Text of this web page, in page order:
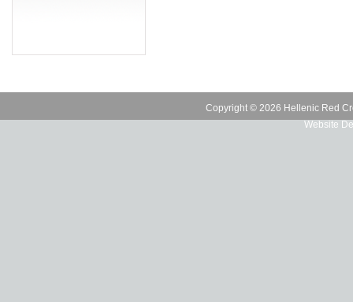
Copyright © 2026 Hellenic Red
Website